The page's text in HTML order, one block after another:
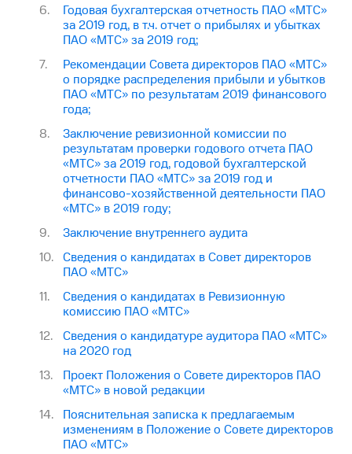
Годовая бухгалтерская отчетность ПАО «МТС»
за 2019 год, в т.ч. отчет о прибылях и убытках
ПАО «МТС» за 2019 год;
Рекомендации Совета директоров ПАО «МТС»
о порядке распределения прибыли и убытков
ПАО «МТС» по результатам 2019 финансового
года;
Заключение ревизионной комиссии по
результатам проверки годового отчета ПАО
«МТС» за 2019 год, годовой бухгалтерской
отчетности ПАО «МТС» за 2019 год и
финансово-хозяйственной деятельности ПАО
«МТС» в 2019 году;
Заключение внутреннего аудита
Сведения о кандидатах в Совет директоров
ПАО «МТС»
Сведения о кандидатах в Ревизионную
комиссию ПАО «МТС»
Сведения о кандидатуре аудитора ПАО «МТС»
на 2020 год
Проект Положения о Совете директоров ПАО
«МТС» в новой редакции
Пояснительная записка к предлагаемым
изменениям в Положение о Совете директоров
ПАО «МТС»